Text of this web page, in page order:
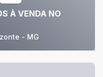
À VENDA NO
- MG